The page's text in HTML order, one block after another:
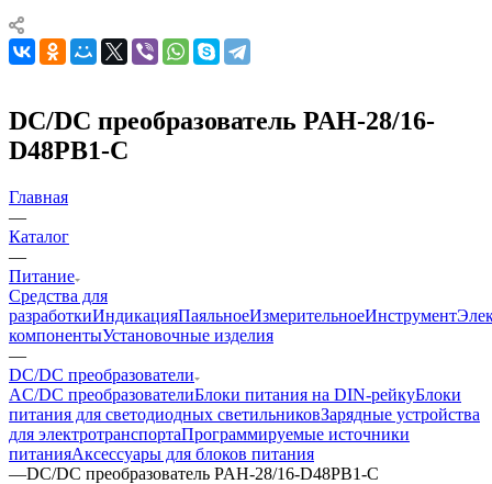
DC/DC преобразователь PAH-28/16-
D48PB1-C
Главная
—
Каталог
—
Питание
Средства для
разработкиИндикацияПаяльноеИзмерительноеИнструмент
компонентыУстановочные изделия
—
DC/DC преобразователи
AC/DC преобразователиБлоки питания на DIN-рейкуБлоки
питания для светодиодных светильниковЗарядные устройства
для электротранспортаПрограммируемые источники
питанияАксессуары для блоков питания
—DC/DC преобразователь PAH-28/16-D48PB1-C